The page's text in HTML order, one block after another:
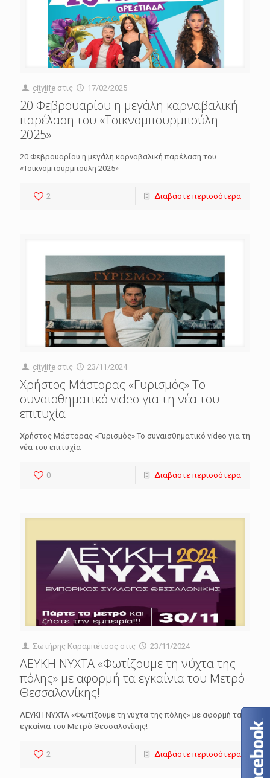
citylife στις 17/02/2025
20 Φεβρουαρίου η μεγάλη καρναβαλική
παρέλαση του «Τσικνομπουρμπούλη
2025»
20 Φεβρουαρίου η μεγάλη καρναβαλική παρέλαση του
«Τσικνομπουρμπούλη 2025»
2 Διαβάστε περισσότερα
citylife στις 23/11/2024
Χρήστος Μάστορας «Γυρισμός» Το
συναισθηματικό video για τη νέα του
επιτυχία
Χρήστος Μάστορας «Γυρισμός» Το συναισθηματικό video για τη
νέα του επιτυχία
0 Διαβάστε περισσότερα
Σωτήρης Καραμπέτσος στις 23/11/2024
ΛΕΥΚΗ ΝΥΧΤΑ «Φωτίζουμε τη νύχτα της
πόλης» με αφορμή τα εγκαίνια του Μετρό
Θεσσαλονίκης!
ΛΕΥΚΗ ΝΥΧΤΑ «Φωτίζουμε τη νύχτα της πόλης» με αφορμή τα
εγκαίνια του Μετρό Θεσσαλονίκης!
2 Διαβάστε περισσότερα